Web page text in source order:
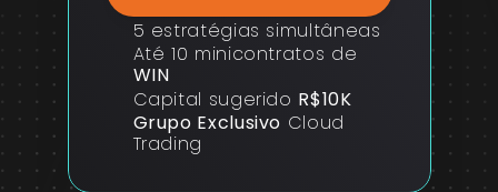
5 estratégias simultâneas
WIN
Capital sugerido R$10K
Grupo Exclusivo Cloud
Trading